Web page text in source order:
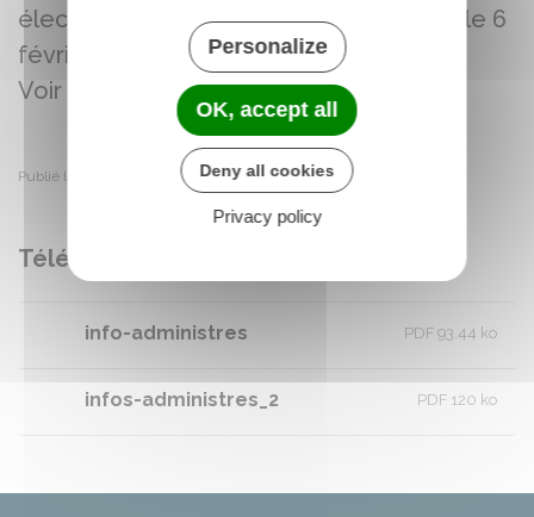
électorales sont le 4 février en ligne et le 6
février en mairie.
Voir infos ci-jointe
Publié le mercredi 17 décembre 2025
Télécharger
info-administres PDF 93.44 ko
infos-administres_2 PDF 120 ko
Personalize
OK, accept all
Deny all cookies
Privacy policy